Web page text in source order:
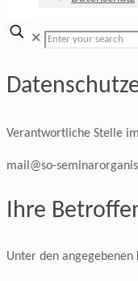
✕
Verantwortliche Stelle
mail@so-
Ihre
Unter den angegebenen